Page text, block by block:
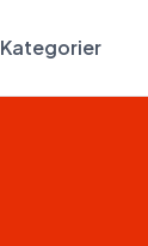
Kategorier